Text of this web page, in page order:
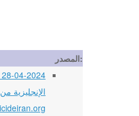
المصدر:
الإنجليزية من